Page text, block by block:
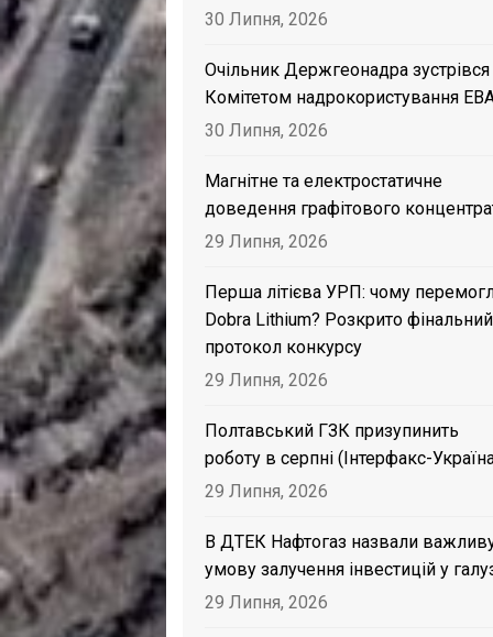
30 Липня, 2026
Очільник Держгеонадра зустрівся
Комітетом надрокористування
30 Липня, 2026
Магнітне та електростатичне
доведення графітового
29 Липня, 2026
Перша літієва УРП: чому
Dobra Lithium? Розкрито фінальний
протокол конкурсу
29 Липня, 2026
Полтавський ГЗК призупинить
роботу в серпні (Інтерфакс-
29 Липня, 2026
В ДТЕК Нафтогаз назвали
умову залучення інвестицій у
29 Липня, 2026